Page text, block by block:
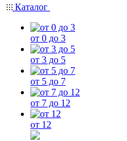
Каталог
от 0 до 3
от 3 до 5
от 5 до 7
от 7 до 12
от 12